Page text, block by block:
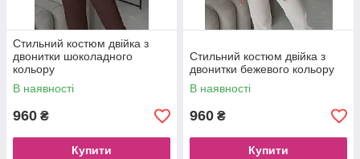
Стильний костюм двійка з
двонитки шоколадного
кольору
В наявності
960 ₴
Купити
Стильний костюм двійка з
двонитки бежевого кольору
В наявності
960 ₴
Купити